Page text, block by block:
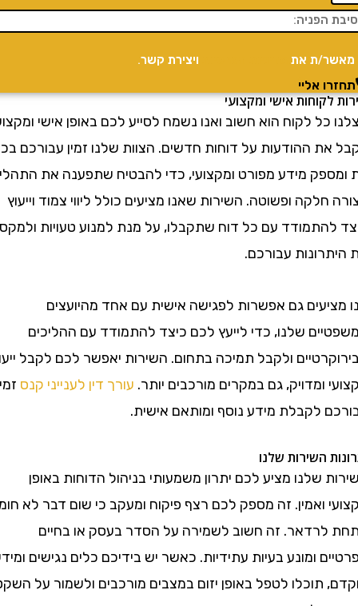
ת אתמדיניות הפרטיות ויצירת קשר.
אליי
אישי ומקצועי
לקוח הוא חשוב ואנו נשמח לסייע לכם באופן אישי ומקצועי
ההודעות על דוחות חדשים. הצוות שלנו זמין עבורכם בכל
מידע מפורט ומקצועי, כדי להבטיח שתפענה את התהליך
ופשוטה. השירות שאנו מציעים כולל ליווי צמוד וייעוץ
עם כל דוח שתקבלו, על מנת למנוע טעויות ולמקסם
עבורכם.
גם אפשרות לפגישה אישית עם אחד מהיועצים
שלנו, כדי לייעץ לכם כיצד להתמודד עם ההליכים
ולקבל תמיכה בתחום. השירות יאפשר לכם לקבל ייעוץ
ומדויק, גם במקרים מורכבים יותר.עורך דין לענייני קנס זמין
לקבלת מידע נוסף ומותאם אישית.
השירות שלנו
שלנו מציע לכם יתרון משמעותי בניהול הדוחות באופן
ואמין. זה מספק לכם רצף פיקוח ומעקב כי שום דבר לא חומק
זה חשוב לשמירה על הסדר בעסק או בחיים
ומונע בעיות עתידיות. כאשר יש בידיכם כלים נגישים ומידע
תוכלו לטפל באופן יזום במצבים מורכבים ולשמור על השקט